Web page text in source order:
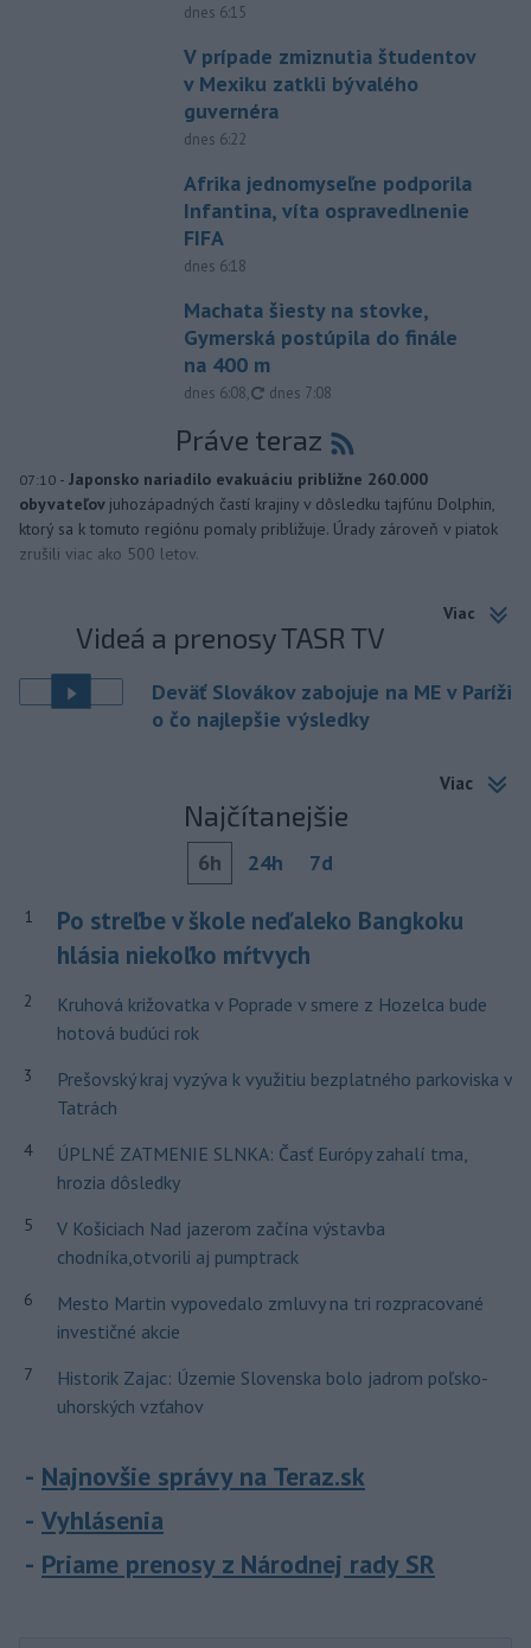
dnes 6:15
V prípade zmiznutia študentov
v Mexiku zatkli bývalého
guvernéra
dnes 6:22
Afrika jednomyseľne podporila
Infantina, víta ospravedlnenie
FIFA
dnes 6:18
Machata šiesty na stovke,
Gymerská postúpila do finále
na 400 m
dnes 6:08, aktualizované
dnes 7:08
Práve teraz
07:10 - Japonsko nariadilo evakuáciu približne 260.000
obyvateľov juhozápadných častí krajiny v dôsledku tajfúnu Dolphin,
ktorý sa k tomuto regiónu pomaly približuje. Úrady zároveň v piatok
zrušili viac ako 500 letov.
Viac
Videá a prenosy TASR TV
Deväť Slovákov zabojuje na ME v Paríži
o čo najlepšie výsledky
Viac
Najčítanejšie
6h 24h 7d
1
Po streľbe v škole neďaleko Bangkoku
hlásia niekoľko mŕtvych
2
Kruhová križovatka v Poprade v smere z Hozelca bude
hotová budúci rok
3
Prešovský kraj vyzýva k využitiu bezplatného parkoviska v
Tatrách
4
ÚPLNÉ ZATMENIE SLNKA: Časť Európy zahalí tma,
hrozia dôsledky
5
V Košiciach Nad jazerom začína výstavba
chodníka,otvorili aj pumptrack
6
Mesto Martin vypovedalo zmluvy na tri rozpracované
investičné akcie
7
Historik Zajac: Územie Slovenska bolo jadrom poľsko-
uhorských vzťahov
Najnovšie správy na Teraz.sk
Vyhlásenia
Priame prenosy z Národnej rady SR